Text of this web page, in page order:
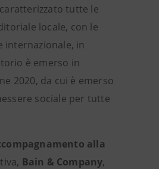
tutte le
locale, con le
internazionale, in
è emerso in
2020, da cui è emerso
sociale per tutte
alla
Bain & Company,